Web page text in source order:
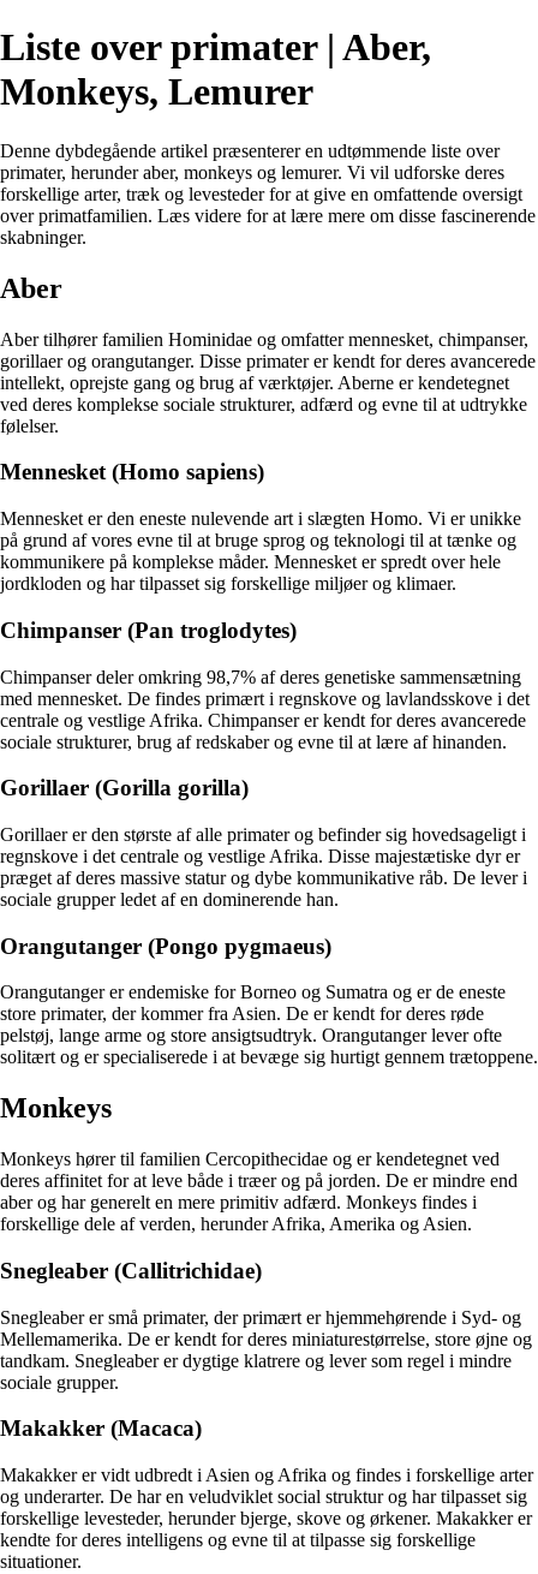
Liste over primater | Aber,
Monkeys, Lemurer
Denne dybdegående artikel præsenterer en udtømmende liste over
primater, herunder aber, monkeys og lemurer. Vi vil udforske deres
forskellige arter, træk og levesteder for at give en omfattende oversigt
over primatfamilien. Læs videre for at lære mere om disse fascinerende
skabninger.
Aber
Aber tilhører familien Hominidae og omfatter mennesket, chimpanser,
gorillaer og orangutanger. Disse primater er kendt for deres avancerede
intellekt, oprejste gang og brug af værktøjer. Aberne er kendetegnet
ved deres komplekse sociale strukturer, adfærd og evne til at udtrykke
følelser.
Mennesket (Homo sapiens)
Mennesket er den eneste nulevende art i slægten Homo. Vi er unikke
på grund af vores evne til at bruge sprog og teknologi til at tænke og
kommunikere på komplekse måder. Mennesket er spredt over hele
jordkloden og har tilpasset sig forskellige miljøer og klimaer.
Chimpanser (Pan troglodytes)
Chimpanser deler omkring 98,7% af deres genetiske sammensætning
med mennesket. De findes primært i regnskove og lavlandsskove i det
centrale og vestlige Afrika. Chimpanser er kendt for deres avancerede
sociale strukturer, brug af redskaber og evne til at lære af hinanden.
Gorillaer (Gorilla gorilla)
Gorillaer er den største af alle primater og befinder sig hovedsageligt i
regnskove i det centrale og vestlige Afrika. Disse majestætiske dyr er
præget af deres massive statur og dybe kommunikative råb. De lever i
sociale grupper ledet af en dominerende han.
Orangutanger (Pongo pygmaeus)
Orangutanger er endemiske for Borneo og Sumatra og er de eneste
store primater, der kommer fra Asien. De er kendt for deres røde
pelstøj, lange arme og store ansigtsudtryk. Orangutanger lever ofte
solitært og er specialiserede i at bevæge sig hurtigt gennem trætoppene.
Monkeys
Monkeys hører til familien Cercopithecidae og er kendetegnet ved
deres affinitet for at leve både i træer og på jorden. De er mindre end
aber og har generelt en mere primitiv adfærd. Monkeys findes i
forskellige dele af verden, herunder Afrika, Amerika og Asien.
Snegleaber (Callitrichidae)
Snegleaber er små primater, der primært er hjemmehørende i Syd- og
Mellemamerika. De er kendt for deres miniaturestørrelse, store øjne og
tandkam. Snegleaber er dygtige klatrere og lever som regel i mindre
sociale grupper.
Makakker (Macaca)
Makakker er vidt udbredt i Asien og Afrika og findes i forskellige arter
og underarter. De har en veludviklet social struktur og har tilpasset sig
forskellige levesteder, herunder bjerge, skove og ørkener. Makakker er
kendte for deres intelligens og evne til at tilpasse sig forskellige
situationer.